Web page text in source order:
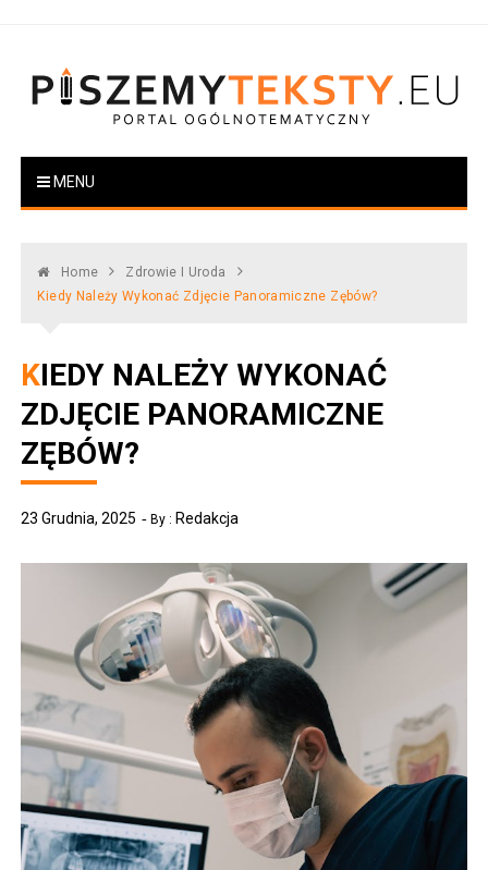
PiszemyTeksty.pl
Portal ogólnotematyczny
MENU
Home
Zdrowie I Uroda
Kiedy Należy Wykonać Zdjęcie Panoramiczne Zębów?
KIEDY NALEŻY WYKONAĆ
ZDJĘCIE PANORAMICZNE
ZĘBÓW?
23 Grudnia, 2025 By : Redakcja